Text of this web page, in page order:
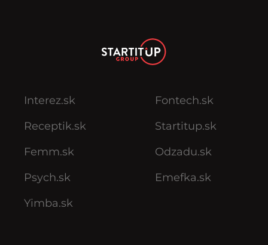
Interez.sk
Receptik.sk
Femm.sk
Psych.sk
Yimba.sk
Fontech.sk
Startitup.sk
Odzadu.sk
Emefka.sk